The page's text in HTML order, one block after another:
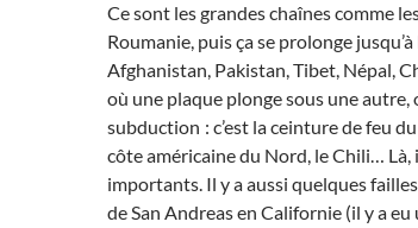
Ce sont les grandes chaînes comme
Roumanie, puis ça se prolonge
Afghanistan, Pakistan, Tibet, Népal,
où une plaque plonge sous une autre,
subduction : c’est la ceinture de feu
côte américaine du Nord, le Chili… Là,
importants. Il y a aussi quelques
de San Andreas en Californie (il y a